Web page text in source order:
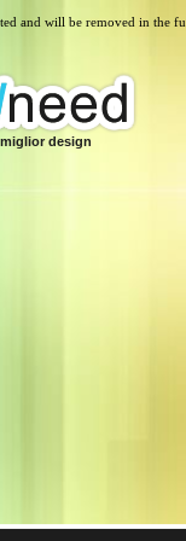
and will be removed in the
design